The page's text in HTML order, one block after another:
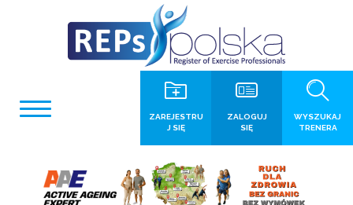
WYSZUKAJ
TRENERA
ZALOGUJ
SIĘ
ZAREJESTRU
J SIĘ